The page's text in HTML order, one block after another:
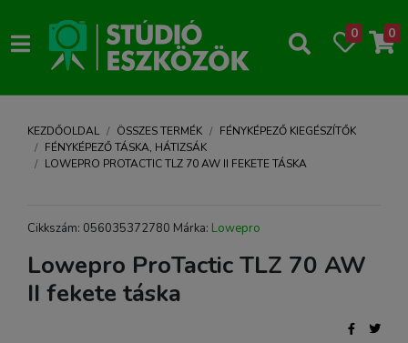
0 0
KEZDŐOLDAL ÖSSZES TERMÉK
FÉNYKÉPEZŐ KIEGÉSZÍTŐK
FÉNYKÉPEZŐ TÁSKA, HÁTIZSÁK
LOWEPRO PROTACTIC TLZ 70 AW II FEKETE TÁSKA
Cikkszám: 056035372780 Márka: Lowepro
Lowepro ProTactic TLZ 70 AW
II fekete táska